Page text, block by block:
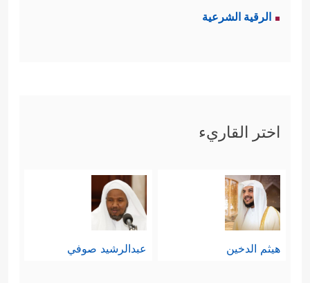
الرقية الشرعية
اختر القاريء
هيثم الدخين عبدالرشيد صوفي